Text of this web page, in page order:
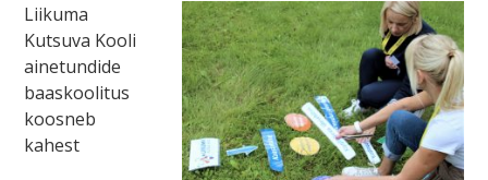
Liikuma
Kutsuva Kooli
ainetundide
baaskoolitus
koosneb
kahest